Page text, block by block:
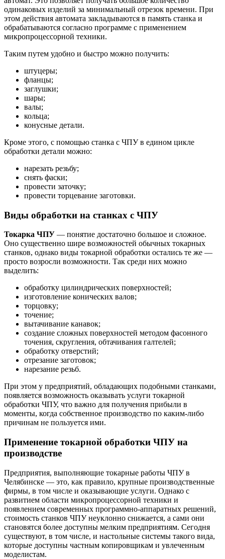
одинаковых изделий за минимальный отрезок времени. При
этом действия автомата закладываются в память станка и
обрабатываются согласно программе с применением
микропроцессорной техники.
Таким путем удобно и быстро можно получить:
штуцеры;
фланцы;
заглушки;
шары;
валы;
кольца;
конусные детали.
Кроме этого, с помощью станка с ЧПУ в едином цикле
обработки детали можно:
нарезать резьбу;
снять фаски;
провести заточку;
провести торцевание заготовки.
Виды обработки на станках с ЧПУ
Токарка ЧПУ — понятие достаточно большое и сложное.
Оно существенно шире возможностей обычных токарных
станков, однако виды токарной обработки остались те же —
просто возросли возможности. Так среди них можно
выделить:
обработку цилиндрических поверхностей;
изготовление конических валов;
торцовку;
точение;
вытачивание канавок;
создание сложных поверхностей методом фасонного
точения, скругления, обтачивания галтелей;
обработку отверстий;
отрезание заготовок;
нарезание резьб.
При этом у предприятий, обладающих подобными станками,
появляется возможность оказывать услуги токарной
обработки ЧПУ, что важно для получения прибыли в
моменты, когда собственное производство по каким-либо
причинам не пользуется ими.
Применение токарной обработки ЧПУ на
производстве
Предприятия, выполняющие токарные работы ЧПУ в
Челябинске — это, как правило, крупные производственные
фирмы, в том числе и оказывающие услуги. Однако с
развитием области микропроцессорной техники и
появлением современных программно-аппаратных решений,
стоимость станков ЧПУ неуклонно снижается, а сами они
становятся более доступны мелким предприятиям. Сегодня
существуют, в том числе, и настольные системы такого вида,
которые доступны частным копировщикам и увлеченным
моделистам.